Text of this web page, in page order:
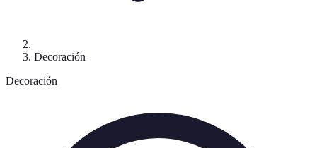
Decoración
Decoración